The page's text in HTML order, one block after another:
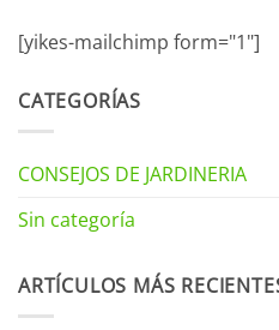
[yikes-mailchimp form="1"]
CATEGORÍAS
CONSEJOS DE JARDINERIA
Sin categoría
ARTÍCULOS MÁS